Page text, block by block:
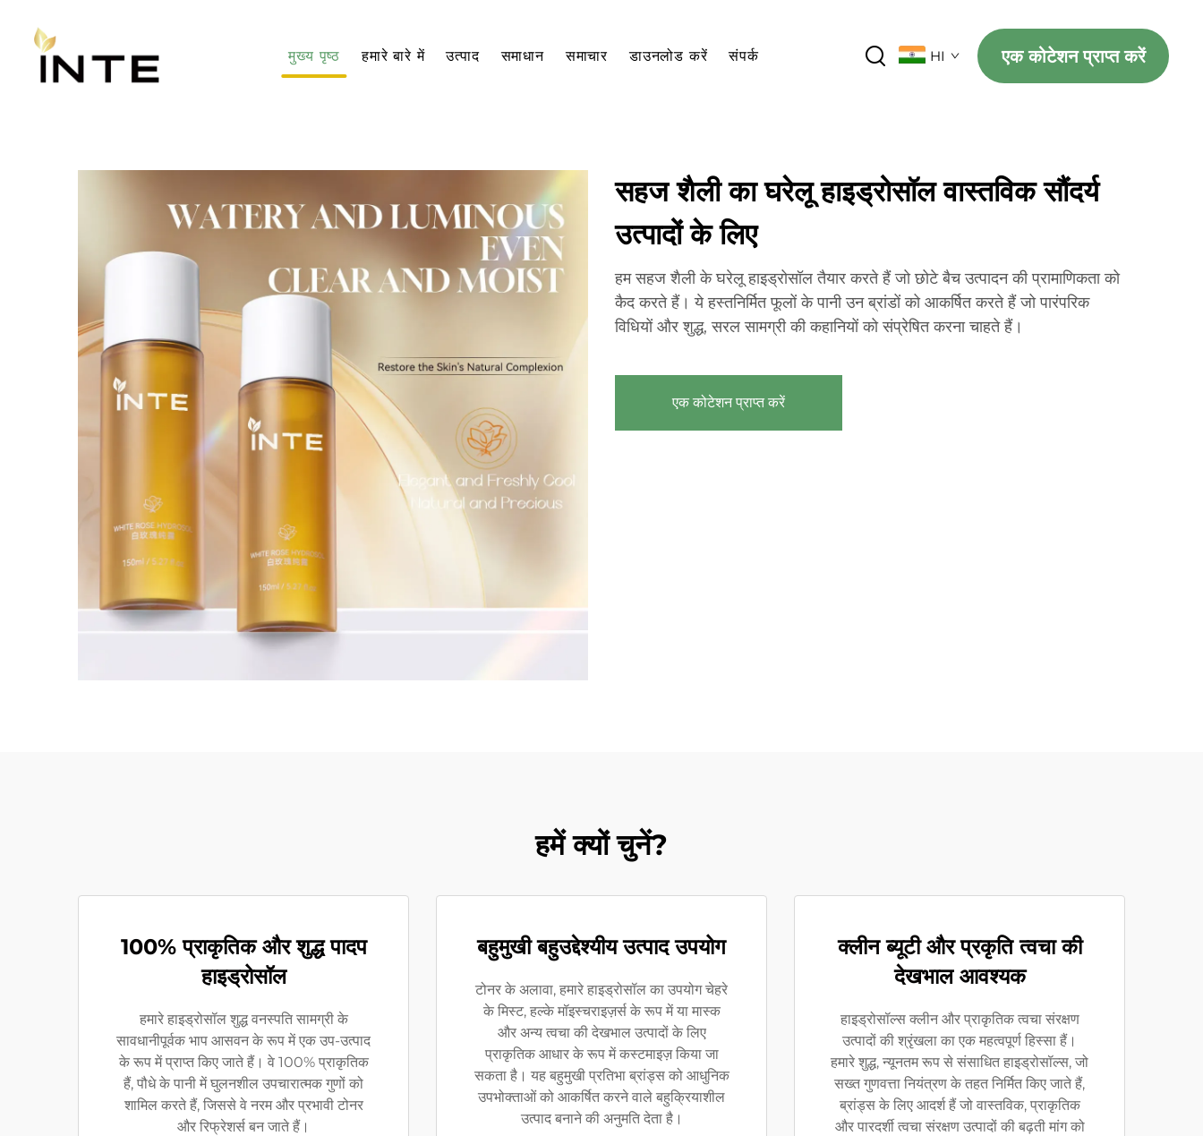
मुख्य पृष्ठ हमारे बारे में उत्पाद समाधान समाचार डाउनलोड करें संपर्क HI एक कोटेशन प्राप्त करें
सहज शैली का घरेलू हाइड्रोसॉल वास्तविक सौंदर्य
उत्पादों के लिए
हम सहज शैली के घरेलू हाइड्रोसॉल तैयार करते हैं जो छोटे बैच उत्पादन की प्रामाणिकता को
कैद करते हैं। ये हस्तनिर्मित फूलों के पानी उन ब्रांडों को आकर्षित करते हैं जो पारंपरिक
विधियों और शुद्ध, सरल सामग्री की कहानियों को संप्रेषित करना चाहते हैं।
एक कोटेशन प्राप्त करें
हमें क्यों चुनें?
100% प्राकृतिक और शुद्ध पादप
हाइड्रोसॉल
हमारे हाइड्रोसॉल शुद्ध वनस्पति सामग्री के
सावधानीपूर्वक भाप आसवन के रूप में एक उप-उत्पाद
के रूप में प्राप्त किए जाते हैं। वे 100% प्राकृतिक
हैं, पौधे के पानी में घुलनशील उपचारात्मक गुणों को
शामिल करते हैं, जिससे वे नरम और प्रभावी टोनर
और रिफ्रेशर्स बन जाते हैं।
बहुमुखी बहुउद्देश्यीय उत्पाद उपयोग
टोनर के अलावा, हमारे हाइड्रोसॉल का उपयोग चेहरे
के मिस्ट, हल्के मॉइस्चराइज़र्स के रूप में या मास्क
और अन्य त्वचा की देखभाल उत्पादों के लिए
प्राकृतिक आधार के रूप में कस्टमाइज़ किया जा
सकता है। यह बहुमुखी प्रतिभा ब्रांड्स को आधुनिक
उपभोक्ताओं को आकर्षित करने वाले बहुक्रियाशील
उत्पाद बनाने की अनुमति देता है।
क्लीन ब्यूटी और प्रकृति त्वचा की
देखभाल आवश्यक
हाइड्रोसॉल्स क्लीन और प्राकृतिक त्वचा संरक्षण
उत्पादों की श्रृंखला का एक महत्वपूर्ण हिस्सा हैं।
हमारे शुद्ध, न्यूनतम रूप से संसाधित हाइड्रोसॉल्स, जो
सख्त गुणवत्ता नियंत्रण के तहत निर्मित किए जाते हैं,
ब्रांड्स के लिए आदर्श हैं जो वास्तविक, प्राकृतिक
और पारदर्शी त्वचा संरक्षण उत्पादों की बढ़ती मांग को